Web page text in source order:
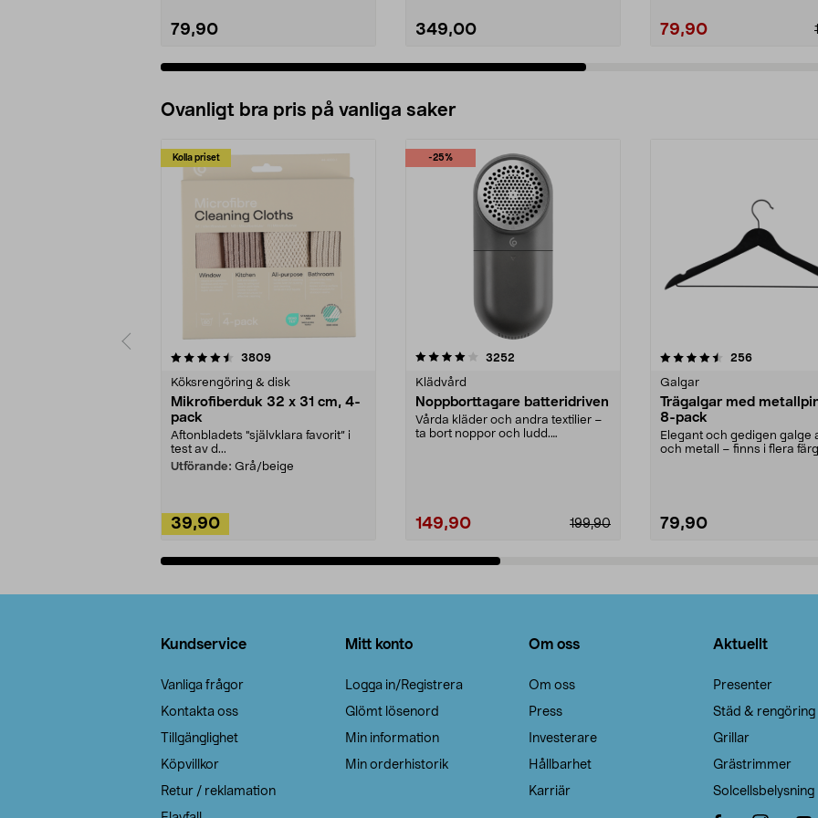
79,90 349,00 79,90
Ovanligt bra pris på vanliga saker
Kolla priset
3809recensioner
Köksrengöring & disk
Mikrofiberduk 32 x 31 cm, 4-
pack
Aftonbladets "självklara favorit” i
test av d...
Utförande: Grå/beige
39,90
-25%
4.0av 5 stjärnor 3252
Klädvård
Noppborttagare batteridriven
Vårda kläder och andra textilier –
ta bort noppor och ludd.
199,90
149,90
4.5av 5 stjärnor 256recensioner
Galgar
Trägalgar med
8-pack
Elegant och gedigen galge
och metall – finns i flera
79,90
4.0av 5 stjärnor
Kundservice
Vanliga frågor
Kontakta oss
Tillgänglighet
Köpvillkor
Retur / reklamation
Mitt konto
Logga in/Registrera
Glömt lösenord
Min information
Min orderhistorik
Om oss
Om oss
Press
Investerare
Hållbarhet
Karriär
Aktuellt
Presenter
Städ & rengöring
Grillar
Grästrimmer
Solcellsbelysning